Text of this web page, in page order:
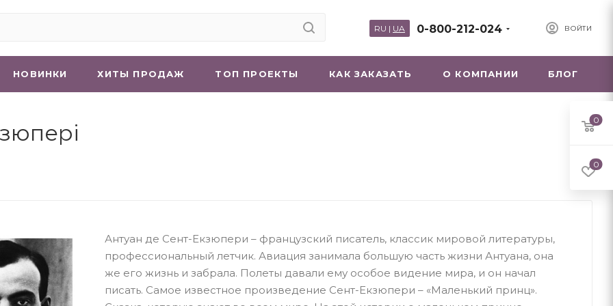
ВОЙТИ
0-800-212-024
RU | UA
НОВИНКИ ХИТЫ ПРОДАЖ ТОП ПРОЕКТЫ КАК ЗАКАЗАТЬ О КОМПАНИИ БЛОГ
Антуан де Сент-Екзюпери – французский писатель, классик мировой литературы,
профессиональный летчик. Авиация занимала большую часть жизни Антуана, она
же его жизнь и забрала. Полеты давали ему особое видение мира, и он начал
писать. Самое известное произведение Сент-Екзюпери – «Маленький принц».
0
0